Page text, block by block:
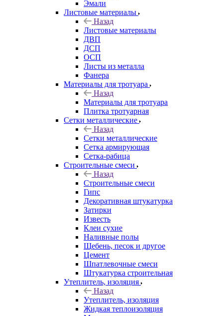
Эмали
Листовые материалы
Назад
Листовые материалы
ДВП
ДСП
ОСП
Листы из металла
Фанера
Материалы для тротуара
Назад
Материалы для тротуара
Плитка тротуарная
Сетки металлические
Назад
Сетки металлические
Сетка армирующая
Сетка-рабица
Строительные смеси
Назад
Строительные смеси
Гипс
Декоративная штукатурка
Затирки
Известь
Клеи сухие
Наливные полы
Щебень, песок и другое
Цемент
Шпатлевочные смеси
Штукатурка строительная
Утеплитель, изоляция
Назад
Утеплитель, изоляция
Жидкая теплоизоляция